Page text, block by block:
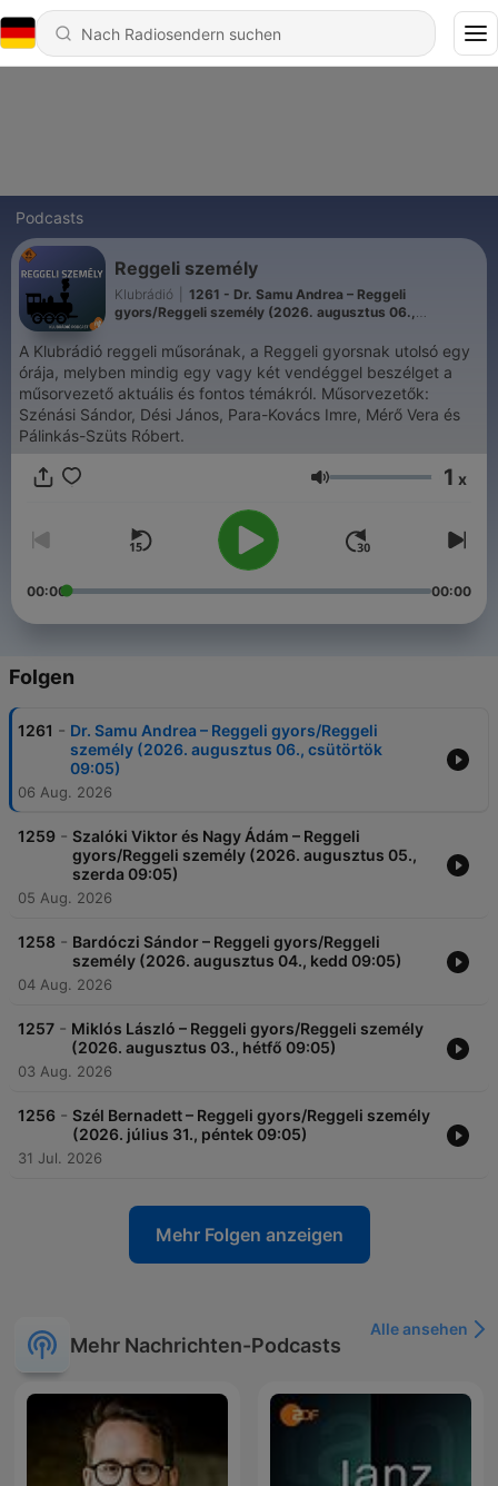
Podcasts
Reggeli személy
Klubrádió
1261 - Dr. Samu Andrea – Reggeli
gyors/Reggeli személy (2026. augusztus 06.,
A Klubrádió reggeli műsorának, a Reggeli gyorsnak utolsó egy
órája, melyben mindig egy vagy két vendéggel beszélget a
műsorvezető aktuális és fontos témákról. Műsorvezetők:
Szénási Sándor, Dési János, Para-Kovács Imre, Mérő Vera és
Pálinkás-Szüts Róbert.
Lautstärke 1 x
00:00 00:00
Folgen
1261 - Dr. Samu Andrea – Reggeli gyors/Reggeli
személy (2026. augusztus 06., csütörtök
09:05)
06 Aug. 2026
1259 - Szalóki Viktor és Nagy Ádám – Reggeli
gyors/Reggeli személy (2026. augusztus 05.,
szerda 09:05)
05 Aug. 2026
1258 - Bardóczi Sándor – Reggeli gyors/Reggeli
személy (2026. augusztus 04., kedd 09:05)
04 Aug. 2026
1257 - Miklós László – Reggeli gyors/Reggeli személy
(2026. augusztus 03., hétfő 09:05)
03 Aug. 2026
1256 - Szél Bernadett – Reggeli gyors/Reggeli személy
(2026. július 31., péntek 09:05)
31 Jul. 2026
Mehr Folgen anzeigen
Mehr Nachrichten-Podcasts
Alle ansehen